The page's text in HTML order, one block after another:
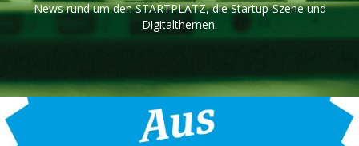
News rund um den STARTPLATZ, die Startup-Szene und
Digitalthemen.